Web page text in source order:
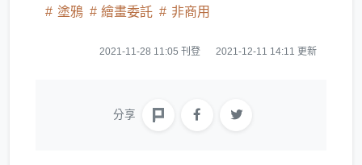
塗鴉
繪畫委託 非商用
2021-11-28 11:05 刊登 2021-12-11 14:11 更新
分享